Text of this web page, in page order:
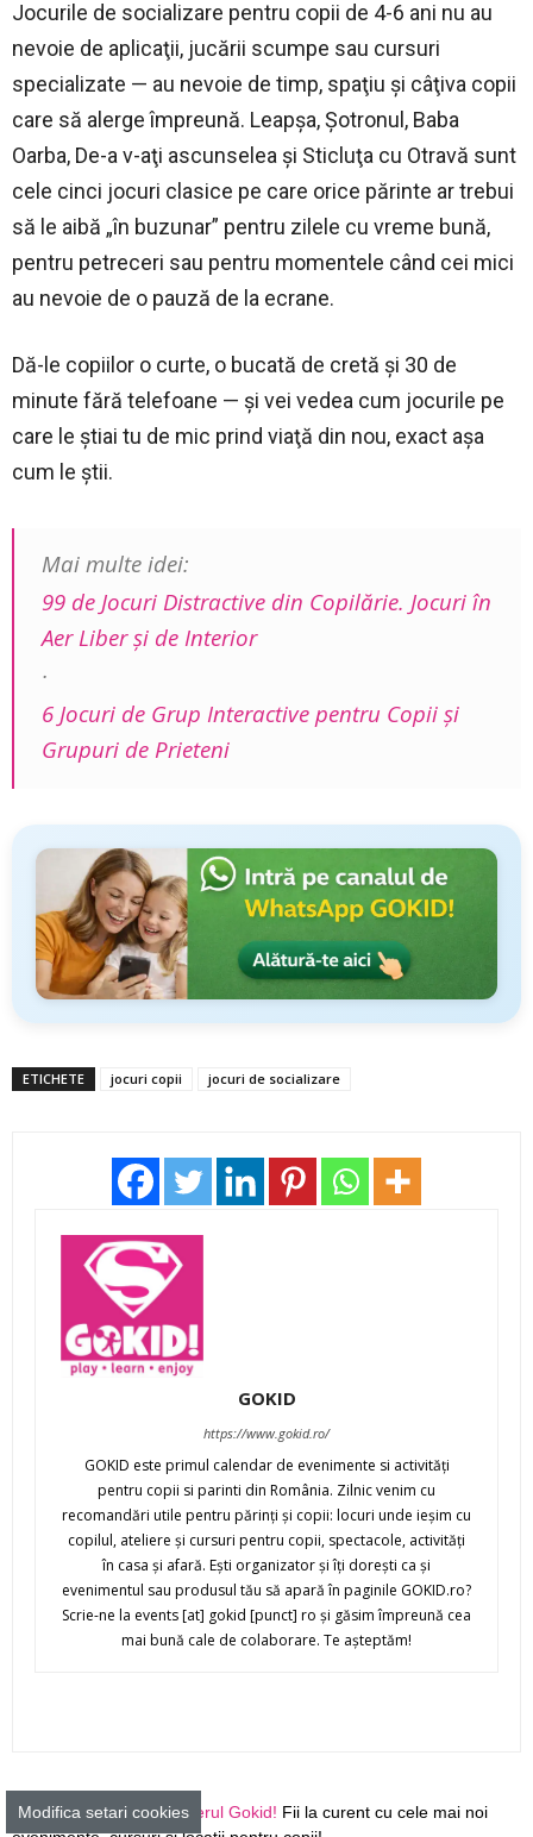
Jocurile de socializare pentru copii de 4-6 ani nu au
nevoie de aplicaţii, jucării scumpe sau cursuri
specializate — au nevoie de timp, spaţiu şi câţiva copii
care să alerge împreună. Leapşa, Şotronul, Baba
Oarba, De-a v-aţi ascunselea şi Sticluţa cu Otravă sunt
cele cinci jocuri clasice pe care orice părinte ar trebui
să le aibă „în buzunar” pentru zilele cu vreme bună,
pentru petreceri sau pentru momentele când cei mici
au nevoie de o pauză de la ecrane.
Dă-le copiilor o curte, o bucată de cretă şi 30 de
minute fără telefoane — şi vei vedea cum jocurile pe
care le ştiai tu de mic prind viaţă din nou, exact aşa
cum le ştii.
Mai multe idei:
99 de Jocuri Distractive din Copilărie. Jocuri în
Aer Liber şi de Interior
·
6 Jocuri de Grup Interactive pentru Copii şi
Grupuri de Prieteni
ETICHETE jocuri copii jocuri de socializare
GOKID
https://www.gokid.ro/
GOKID este primul calendar de evenimente si activităţi
pentru copii si parinti din România. Zilnic venim cu
recomandări utile pentru părinţi şi copii: locuri unde ieşim cu
copilul, ateliere şi cursuri pentru copii, spectacole, activităţi
în casa şi afară. Eşti organizator şi îţi doreşti ca şi
evenimentul sau produsul tău să apară în paginile GOKID.ro?
Scrie-ne la events [at] gokid [punct] ro şi găsim împreună cea
mai bună cale de colaborare. Te aşteptăm!
Abonează-te la Newsletterul Gokid! Fii la curent cu cele mai noi
Modifica setari cookies